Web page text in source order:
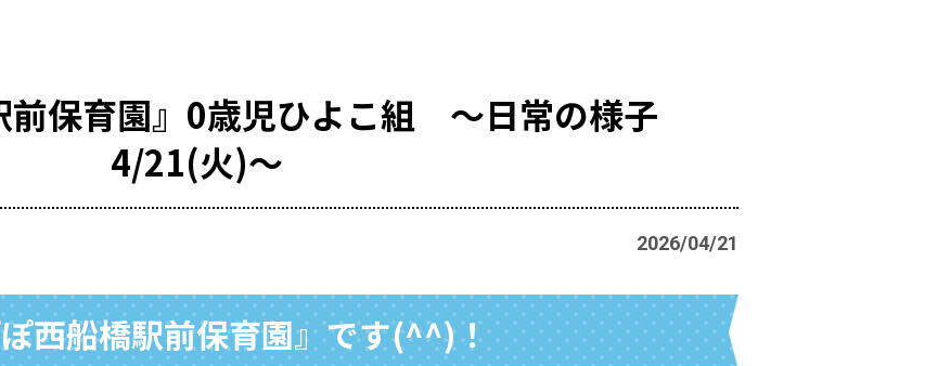
前保育園』0歳児ひよこ組 ～日常の様子
4/21(火)～
2026/04/21
西船橋駅前保育園』です(^^)！